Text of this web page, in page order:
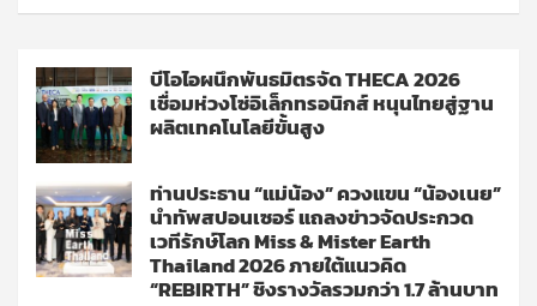
บีโอไอผนึกพันธมิตรจัด THECA 2026
เชื่อมห่วงโซ่อิเล็กทรอนิกส์ หนุนไทยสู่ฐาน
ผลิตเทคโนโลยีขั้นสูง
ท่านประธาน “แม่น้อง” ควงแขน “น้องเนย”
นำทัพสปอนเซอร์ แถลงข่าวจัดประกวด
เวทีรักษ์โลก Miss & Mister Earth
Thailand 2026 ภายใต้แนวคิด
“REBIRTH” ชิงรางวัลรวมกว่า 1.7 ล้านบาท